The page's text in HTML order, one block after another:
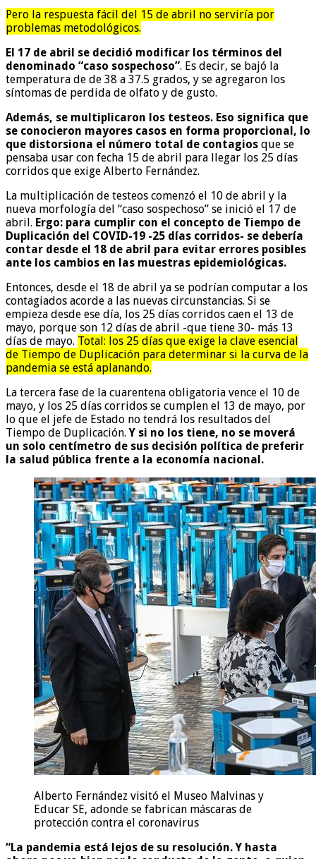
Pero la respuesta fácil del 15 de abril no serviría por
problemas metodológicos.
El 17 de abril se decidió modificar los términos del
denominado “caso sospechoso”. Es decir, se bajó la
temperatura de de 38 a 37.5 grados, y se agregaron los
síntomas de perdida de olfato y de gusto.
Además, se multiplicaron los testeos. Eso significa que
se conocieron mayores casos en forma proporcional, lo
que distorsiona el número total de contagios que se
pensaba usar con fecha 15 de abril para llegar los 25 días
corridos que exige Alberto Fernández.
La multiplicación de testeos comenzó el 10 de abril y la
nueva morfología del “caso sospechoso” se inició el 17 de
abril. Ergo: para cumplir con el concepto de Tiempo de
Duplicación del COVID-19 -25 días corridos- se debería
contar desde el 18 de abril para evitar errores posibles
ante los cambios en las muestras epidemiológicas.
Entonces, desde el 18 de abril ya se podrían computar a los
contagiados acorde a las nuevas circunstancias. Si se
empieza desde ese día, los 25 días corridos caen el 13 de
mayo, porque son 12 días de abril -que tiene 30- más 13
días de mayo. Total: los 25 días que exige la clave esencial
de Tiempo de Duplicación para determinar si la curva de la
pandemia se está aplanando.
La tercera fase de la cuarentena obligatoria vence el 10 de
mayo, y los 25 días corridos se cumplen el 13 de mayo, por
lo que el jefe de Estado no tendrá los resultados del
Tiempo de Duplicación.Y si no los tiene, no se moverá
un solo centímetro de sus decisión política de preferir
la salud pública frente a la economía nacional.
Alberto Fernández visitó el Museo Malvinas y
Educar SE, adonde se fabrican máscaras de
protección contra el coronavirus
“La pandemia está lejos de su resolución. Y hasta